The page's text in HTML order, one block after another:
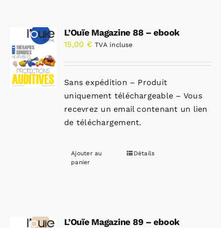
L’Ouïe Magazine 88 – ebook
15,00 € TVA incluse
Sans expédition – Produit
uniquement téléchargeable – Vous
recevrez un email contenant un lien
de téléchargement.
Ajouter au
panier
Détails
L’Ouïe Magazine 89 – ebook